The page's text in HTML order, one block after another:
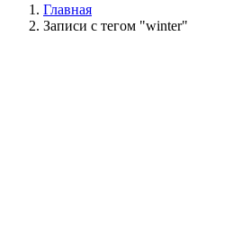
Главная
Записи с тегом "winter"